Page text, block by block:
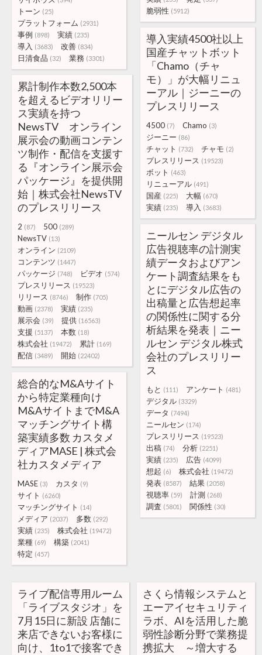
脆弱性 (5912)
トーン (25)
プラットフォーム (2931)
事例 (898) 実績 (235)
導入 (3683) 改善 (834)
日清食品 (32) 業務 (3301)
導入実績4500社以上
国産チャットボット
「Chamo（チャ
モ）」が大幅リニュ
ーアル｜ジーニーの
プレスリリース
4500 (7) Chamo (3)
ジーニー (86)
チャット (732) チャモ (2)
プレスリリース (19523)
ボット (463)
リニューアル (491)
国産 (225) 大幅 (670)
実績 (235) 導入 (3683)
累計制作本数2,500本
を超えるビデオリリー
ス実績を持つ
NewsTV オンライン
展示会の動画コンテン
ツ制作・配信を支援す
る『オンライン展示会
パッケージ』を提供開
始｜株式会社NewsTV
のプレスリリース
2 (87) 500 (289)
NewsTV (13)
オンライン (2109)
コンテンツ (1447)
パッケージ (748) ビデオ (574)
プレスリリース (19523)
リリース (8746) 制作 (705)
動画 (2378) 実績 (235)
展示会 (39) 提供 (16563)
支援 (5137) 本数 (18)
株式会社 (19472) 累計 (169)
配信 (3489) 開始 (22402)
ニールセン デジタル
広告視聴率の計測実
績データおよびアン
ケート調査結果をも
とにデジタル広告の
出稿量と広告想起率
の関係性に関する分
析結果を発表｜ニー
ルセン デジタル株式
会社のプレスリリー
ス
もと (111) アンケート (481)
デジタル (3329)
データ (7494)
ニールセン (174)
プレスリリース (19523)
出稿 (74) 分析 (2251)
実績 (235) 広告 (4099)
想起 (6) 株式会社 (19472)
発表 (8587) 結果 (2058)
視聴率 (59) 計測 (268)
調査 (5801) 関係性 (30)
総合的なM&Aサイト
から特定業種向け
M&AサイトまでM&A
マッチングサイト構
築実績多数 カスタメ
ディアMASE | 株式会
社カスタメディア
MASE (3) カスタ (9)
サイト (6260)
マッチングサイト (14)
メディア (2037) 多数 (292)
実績 (235) 株式会社 (19472)
業種 (69) 構築 (2041)
特定 (457)
ライブ配信専用ルーム
「ライブスタジオ」を
7月15日に新設 店舗に
来店できないお客様に
向け、1to1で接客でき
さくら情報システムと
エーアイセキュリティ
ラボ、AIを活用した脆
弱性診断分野で業務提
携拡大 ～増大する